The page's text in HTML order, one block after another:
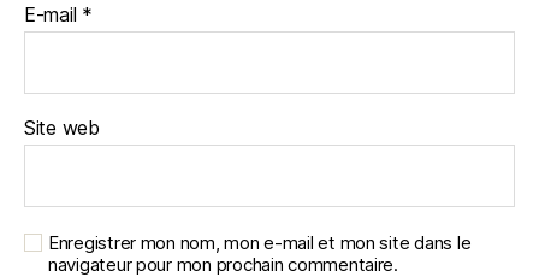
E-mail *
Site web
Enregistrer mon nom, mon e-mail et mon site dans le
navigateur pour mon prochain commentaire.